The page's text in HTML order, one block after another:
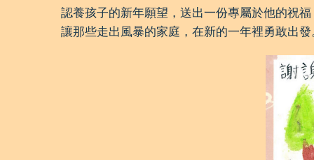
認養孩子的新年願望，送出一份專屬於他的祝福
讓那些走出風暴的家庭，在新的一年裡勇敢出發